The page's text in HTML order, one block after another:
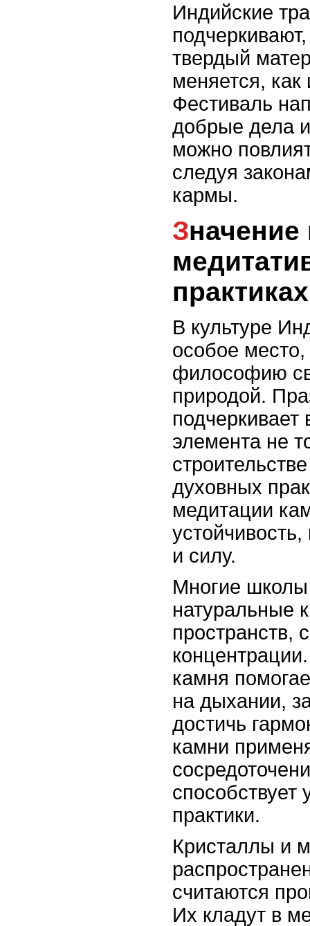
Индийские
твердый
меняется, как
Фестиваль
добрые дела
можно
следуя
кармы.
Значение камня в йоге и
практиках
В культуре
особое
философию
природой.
подчеркивает
элемента не
духовных
медитации
и силу.
Многие школы
натуральные
пространств,
камня
на дыхании,
достичь
камни
способствует
практики.
Кристаллы и
считаются
Их кладут в